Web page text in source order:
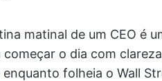
matinal de um CEO é
começar o dia com
enquanto folheia o Wall